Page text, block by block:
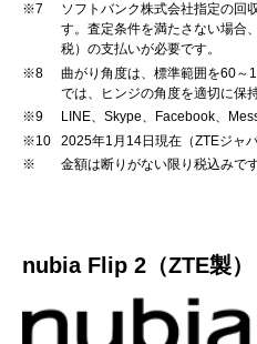
※7
ソフトバンク株式会社指定の回
す。査定条件を満たさない場合
税）の支払いが必要です。
※8
曲がり角度は、標準範囲を60～
では、ヒンジの角度を適切に保
※9
LINE、Skype、Facebook、
※10
2025年1月14日現在（ZTEジャ
※
金額は断りがない限り税込みです
nubia Flip 2（ZTE製）